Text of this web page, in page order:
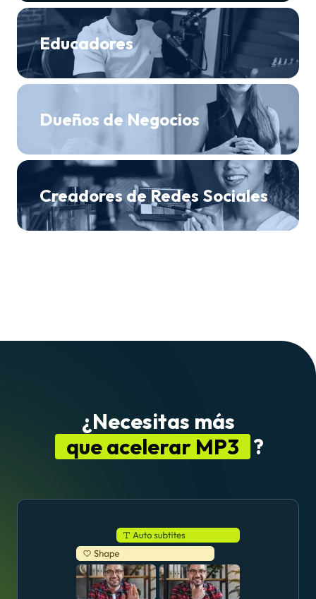
Educadores
Dueños de Negocios
Creadores de Redes Sociales
¿Necesitas más
que acelerar MP3 ?